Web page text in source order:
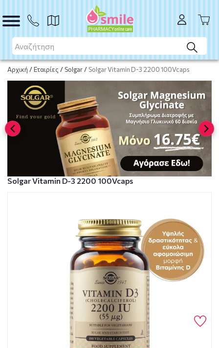
Αρχική /Εταιρίες / Solgar / Solgar Vitamin D-3 2200 100Vcaps
ΑΓΟΡΑ
Solgar Vitamin D-3 2200 100Vcaps